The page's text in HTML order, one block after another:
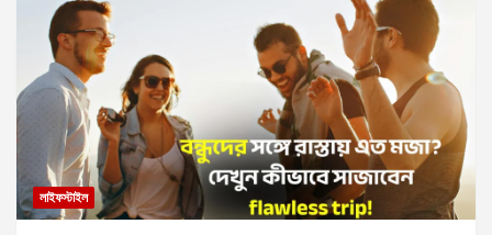
লাইফস্টাইল